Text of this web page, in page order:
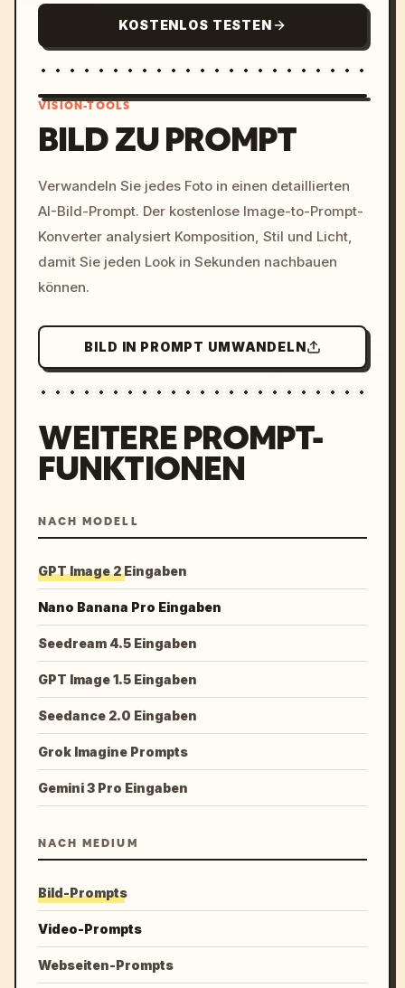
KOSTENLOS TESTEN
c, cyberpunk sunset, neon
colors, 8k --v 6.0
VISION-TOOLS
BILD ZU PROMPT
Verwandeln Sie jedes Foto in einen detaillierten
AI-Bild-Prompt. Der kostenlose Image-to-Prompt-
Konverter analysiert Komposition, Stil und Licht,
damit Sie jeden Look in Sekunden nachbauen
können.
BILD IN PROMPT UMWANDELN
WEITERE PROMPT-
FUNKTIONEN
NACH MODELL
GPT Image 2 Eingaben
Nano Banana Pro Eingaben
Seedream 4.5 Eingaben
GPT Image 1.5 Eingaben
Seedance 2.0 Eingaben
Grok Imagine Prompts
Gemini 3 Pro Eingaben
NACH MEDIUM
Bild-Prompts
Video-Prompts
Webseiten-Prompts